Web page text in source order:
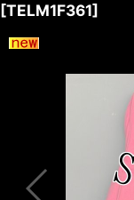
[TELM1F361]